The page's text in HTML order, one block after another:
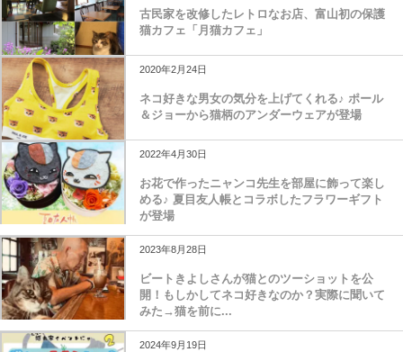
古民家を改修したレトロなお店、富山初の保護
猫カフェ「月猫カフェ」
2020年2月24日
ネコ好きな男女の気分を上げてくれる♪ ポール
＆ジョーから猫柄のアンダーウェアが登場
2022年4月30日
お花で作ったニャンコ先生を部屋に飾って楽し
める♪ 夏目友人帳とコラボしたフラワーギフト
が登場
2023年8月28日
ビートきよしさんが猫とのツーショットを公
開！もしかしてネコ好きなのか？実際に聞いて
みた→猫を前に...
2024年9月19日